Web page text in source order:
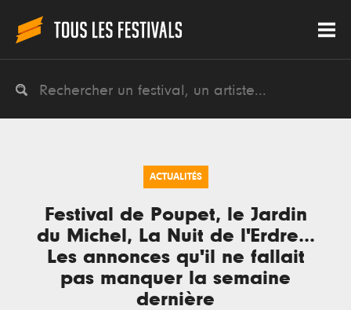
ACTUALITÉS
Festival de Poupet, le Jardin
du Michel, La Nuit de l'Erdre...
Les annonces qu'il ne fallait
pas manquer la semaine
dernière